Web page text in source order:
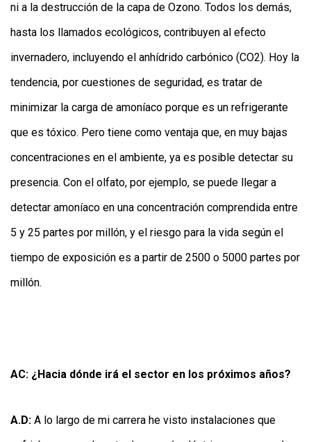
ni a la destrucción de la capa de Ozono. Todos los demás,
hasta los llamados ecológicos, contribuyen al efecto
invernadero, incluyendo el anhídrido carbónico (CO2). Hoy la
tendencia, por cuestiones de seguridad, es tratar de
minimizar la carga de amoníaco porque es un refrigerante
que es tóxico. Pero tiene como ventaja que, en muy bajas
concentraciones en el ambiente, ya es posible detectar su
presencia. Con el olfato, por ejemplo, se puede llegar a
detectar amoníaco en una concentración comprendida entre
5 y 25 partes por millón, y el riesgo para la vida según el
tiempo de exposición es a partir de 2500 o 5000 partes por
millón.
AC: ¿Hacia dónde irá el sector en los próximos años?
A.D: A lo largo de mi carrera he visto instalaciones que